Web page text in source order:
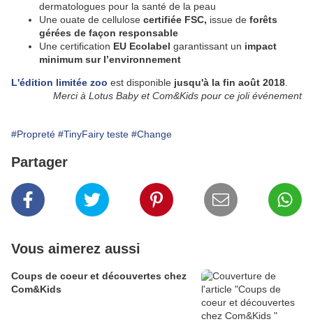
dermatologues pour la santé de la peau
Une ouate de cellulose certifiée FSC, issue de forêts
gérées de façon responsable
Une certification EU Ecolabel garantissant un impact
minimum sur l’environnement
L'édition limitée zoo est disponible jusqu'à la fin août 2018
Merci à Lotus Baby et Com&Kids pour ce joli événement
#Propreté #TinyFairy teste #Change
Partager
Vous aimerez aussi
Coups de coeur et découvertes chez
Com&Kids